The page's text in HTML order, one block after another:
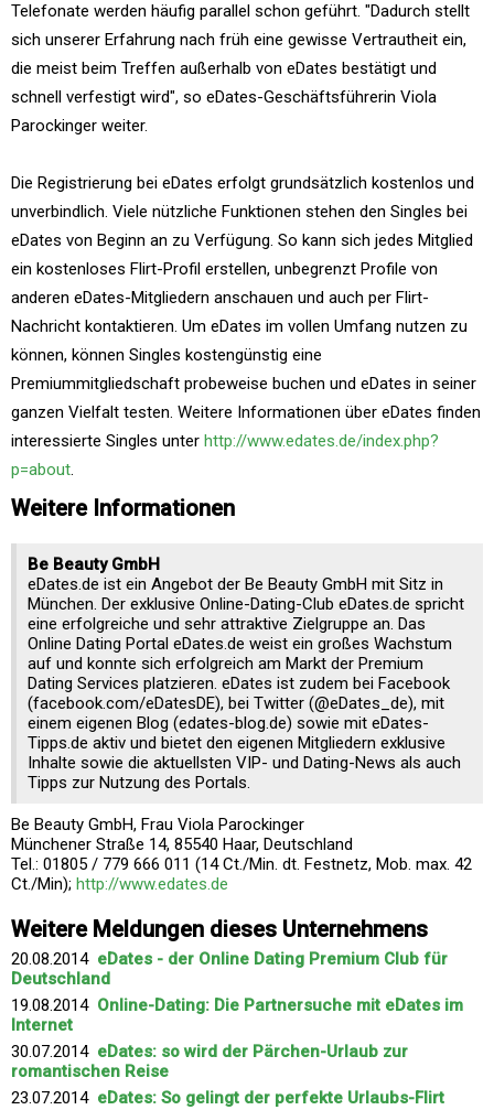
Telefonate werden häufig parallel schon geführt. "Dadurch stellt
sich unserer Erfahrung nach früh eine gewisse Vertrautheit ein,
die meist beim Treffen außerhalb von eDates bestätigt und
schnell verfestigt wird", so eDates-Geschäftsführerin Viola
Parockinger weiter.
Die Registrierung bei eDates erfolgt grundsätzlich kostenlos und
unverbindlich. Viele nützliche Funktionen stehen den Singles bei
eDates von Beginn an zu Verfügung. So kann sich jedes Mitglied
ein kostenloses Flirt-Profil erstellen, unbegrenzt Profile von
anderen eDates-Mitgliedern anschauen und auch per Flirt-
Nachricht kontaktieren. Um eDates im vollen Umfang nutzen zu
können, können Singles kostengünstig eine
Premiummitgliedschaft probeweise buchen und eDates in seiner
ganzen Vielfalt testen. Weitere Informationen über eDates finden
interessierte Singles unter http://www.edates.de/index.php?
p=about.
Weitere Informationen
Be Beauty GmbH
eDates.de ist ein Angebot der Be Beauty GmbH mit Sitz in
München. Der exklusive Online-Dating-Club eDates.de spricht
eine erfolgreiche und sehr attraktive Zielgruppe an. Das
Online Dating Portal eDates.de weist ein großes Wachstum
auf und konnte sich erfolgreich am Markt der Premium
Dating Services platzieren. eDates ist zudem bei Facebook
(facebook.com/eDatesDE), bei Twitter (@eDates_de), mit
einem eigenen Blog (edates-blog.de) sowie mit eDates-
Tipps.de aktiv und bietet den eigenen Mitgliedern exklusive
Inhalte sowie die aktuellsten VIP- und Dating-News als auch
Tipps zur Nutzung des Portals.
Be Beauty GmbH, Frau Viola Parockinger
Münchener Straße 14, 85540 Haar, Deutschland
Tel.: 01805 / 779 666 011 (14 Ct./Min. dt. Festnetz, Mob. max. 42
Ct./Min); http://www.edates.de
Weitere Meldungen dieses Unternehmens
20.08.2014 eDates - der Online Dating Premium Club für
Deutschland
19.08.2014 Online-Dating: Die Partnersuche mit eDates im
Internet
30.07.2014 eDates: so wird der Pärchen-Urlaub zur
romantischen Reise
23.07.2014 eDates: So gelingt der perfekte Urlaubs-Flirt